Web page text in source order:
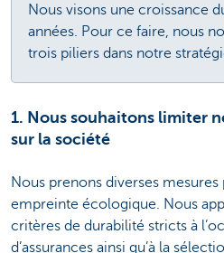
Nous visons une croissance
années. Pour ce faire, nous
trois piliers dans notre
1. Nous souhaitons limiter
sur la société
Nous prenons diverses
empreinte écologique. Nous
critères de durabilité stricts à
d’assurances ainsi qu’à la